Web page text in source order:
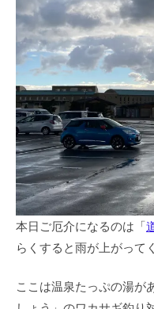
本日ご厄介になるのは「
らくすると雨が上がって
ここは温泉たっぷの湯が